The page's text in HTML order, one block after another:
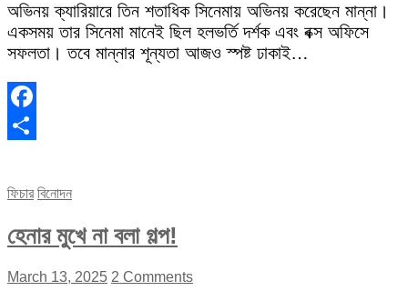
অভিনয় ক্যারিয়ারে তিন শতাধিক সিনেমায় অভিনয় করেছেন মান্না।
একসময় তার সিনেমা মানেই ছিল হলভর্তি দর্শক এবং বক্স অফিসে
সফলতা। তবে মান্নার শূন্যতা আজও স্পষ্ট ঢাকাই…
Facebook
ফিচার বিনোদন
হেনার মুখে না বলা গল্প!
March 13, 2025 2 Comments